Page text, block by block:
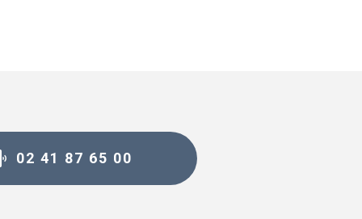
02 41 87 65 00